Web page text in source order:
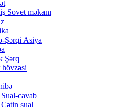
Sovet məkanı
Şərqi Asiya
Şərq
hövzəsi
Sual-cavab
Çətin sual